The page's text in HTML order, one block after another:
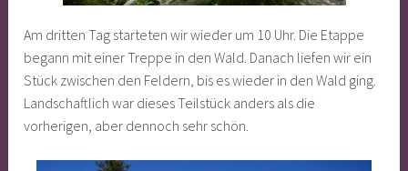
Am dritten Tag starteten wir wieder um 10 Uhr. Die Etappe
begann mit einer Treppe in den Wald. Danach liefen wir ein
Stück zwischen den Feldern, bis es wieder in den Wald ging.
Landschaftlich war dieses Teilstück anders als die
vorherigen, aber dennoch sehr schön.